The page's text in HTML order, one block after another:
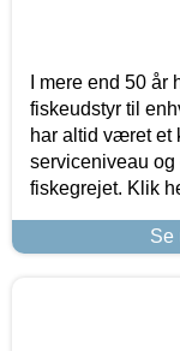
I mere end 50
fiskeudstyr til
har altid været et
serviceniveau og
fiskegrejet. Klik
Se